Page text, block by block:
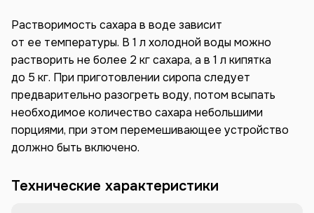
Растворимость сахара в воде зависит
от ее температуры. В 1 л холодной воды можно
растворить не более 2 кг сахара, а в 1 л кипятка
до 5 кг. При приготовлении сиропа следует
предварительно разогреть воду, потом всыпать
необходимое количество сахара небольшими
порциями, при этом перемешивающее устройство
должно быть включено.
Технические характеристики